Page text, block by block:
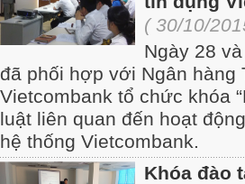
( 30/10/
Ngày 28
đã phối hợp với Ngân hàng
Vietcombank tổ chức khóa
luật liên quan đến hoạt
hệ thống Vietcombank.
Khóa đào